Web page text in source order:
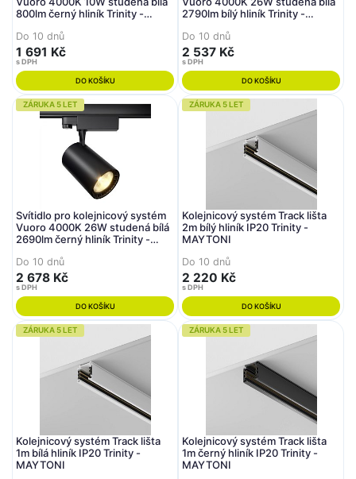
800lm černý hliník Trinity -
Do 10 dnů
1 691 Kč
s DPH
DO KOŠÍKU
2790lm bílý hliník Trinity -
Do 10 dnů
2 537 Kč
s DPH
DO KOŠÍKU
ZÁRUKA 5 LET
Svítidlo pro kolejnicový systém
Vuoro 4000K 26W studená bílá
2690lm černý hliník Trinity -
Do 10 dnů
2 678 Kč
s DPH
DO KOŠÍKU
ZÁRUKA 5 LET
Kolejnicový systém Track lišta
2m bílý hliník IP20 Trinity -
MAYTONI
Do 10 dnů
2 220 Kč
s DPH
DO KOŠÍKU
ZÁRUKA 5 LET
Kolejnicový systém Track lišta
1m bílá hliník IP20 Trinity -
MAYTONI
ZÁRUKA 5 LET
Kolejnicový systém Track lišta
1m černý hliník IP20 Trinity -
MAYTONI